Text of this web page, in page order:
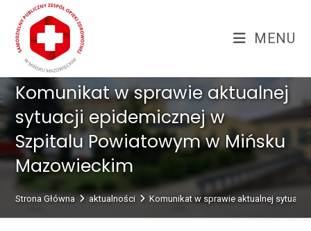
treści
content
MENU
Komunikat w sprawie aktualnej
sytuacji epidemicznej w
Szpitalu Powiatowym w Mińsku
Mazowieckim
Strona Główna aktualności Komunikat w sprawie aktualnej